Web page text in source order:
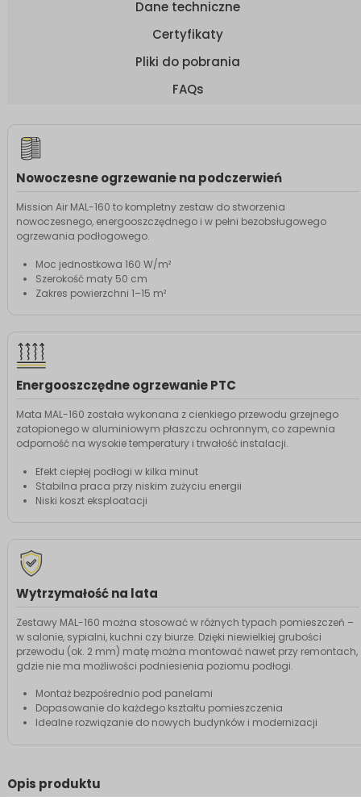
Dane techniczne
Certyfikaty
Pliki do pobrania
FAQs
Nowoczesne ogrzewanie na podczerwień
Mission Air MAL-160 to kompletny zestaw do stworzenia
nowoczesnego, energooszczędnego i w pełni bezobsługowego
ogrzewania podłogowego.
Moc jednostkowa 160 W/m²
Szerokość maty 50 cm
Zakres powierzchni 1–15 m²
Energooszczędne ogrzewanie PTC
Mata MAL-160 została wykonana z cienkiego przewodu grzejnego
zatopionego w aluminiowym płaszczu ochronnym, co zapewnia
odporność na wysokie temperatury i trwałość instalacji.
Efekt ciepłej podłogi w kilka minut
Stabilna praca przy niskim zużyciu energii
Niski koszt eksploatacji
Wytrzymałość na lata
Zestawy MAL-160 można stosować w różnych typach pomieszczeń –
w salonie, sypialni, kuchni czy biurze. Dzięki niewielkiej grubości
przewodu (ok. 2 mm) matę można montować nawet przy remontach,
gdzie nie ma możliwości podniesienia poziomu podłogi.
Montaż bezpośrednio pod panelami
Dopasowanie do każdego kształtu pomieszczenia
Idealne rozwiązanie do nowych budynków i modernizacji
Opis produktu